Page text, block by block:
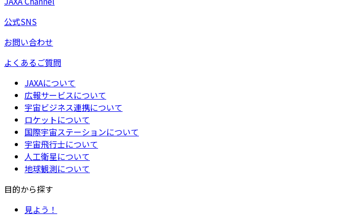
公式SNS
お問い合わせ
よくあるご質問
JAXAについて
広報サービスについて
宇宙ビジネス連携について
ロケットについて
国際宇宙ステーションについて
宇宙飛行士について
人工衛星について
地球観測について
目的から探す
見よう！